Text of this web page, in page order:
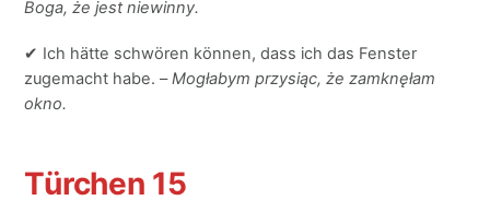
Boga, że jest niewinny.
✔ Ich hätte schwören können, dass ich das Fenster
zugemacht habe. –Mogłabym przysiąc, że zamknęłam
okno.
Türchen 15